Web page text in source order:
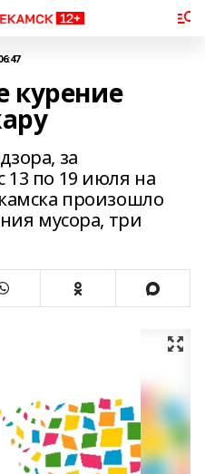
курение
за
по 19 июля на
произошло
мусора, три